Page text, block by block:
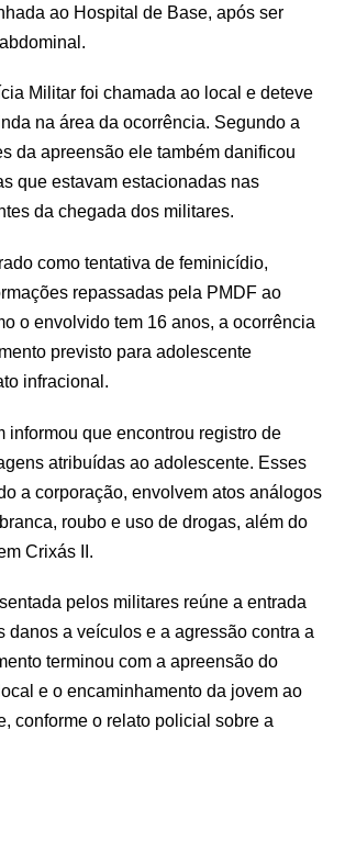
ao Hospital de Base, após ser
Militar foi chamada ao local e deteve
na área da ocorrência. Segundo a
da apreensão ele também danificou
que estavam estacionadas nas
da chegada dos militares.
como tentativa de feminicídio,
repassadas pela PMDF ao
o envolvido tem 16 anos, a ocorrência
previsto para adolescente
infracional.
informou que encontrou registro de
atribuídas ao adolescente. Esses
a corporação, envolvem atos análogos
roubo e uso de drogas, além do
Crixás II.
pelos militares reúne a entrada
danos a veículos e a agressão contra a
terminou com a apreensão do
e o encaminhamento da jovem ao
conforme o relato policial sobre a